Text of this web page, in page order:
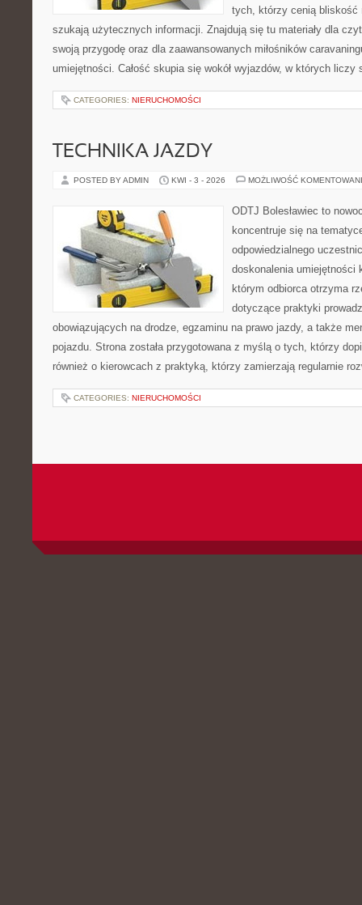
tych, którzy cenią bliskość
szukają użytecznych informacji. Znajdują się tu materiały dla
swoją przygodę oraz dla zaawansowanych miłośników
umiejętności. Całość skupia się wokół wyjazdów, w których
CATEGORIES: NIERUCHOMOŚCI
TECHNIKA JAZDY
POSTED BY ADMIN KWI - 3 - 2026 MOŻLIWOŚĆ
ODTJ Bolesławiec to
koncentruje się na
odpowiedzialnego
doskonalenia umiejętności
którym odbiorca otrzyma
dotyczące praktyki
obowiązujących na drodze, egzaminu na prawo jazdy, a także
pojazdu. Strona została przygotowana z myślą o tych, którzy
również o kierowcach z praktyką, którzy zamierzają regularnie
CATEGORIES: NIERUCHOMOŚCI